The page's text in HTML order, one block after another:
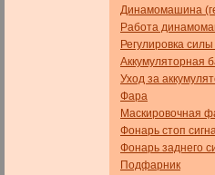
Динамомашина
Работа
Регулировка
Аккумуляторная
Уход за
Фара
Маскировочная
Фонарь стоп
Фонарь заднего
Подфарник